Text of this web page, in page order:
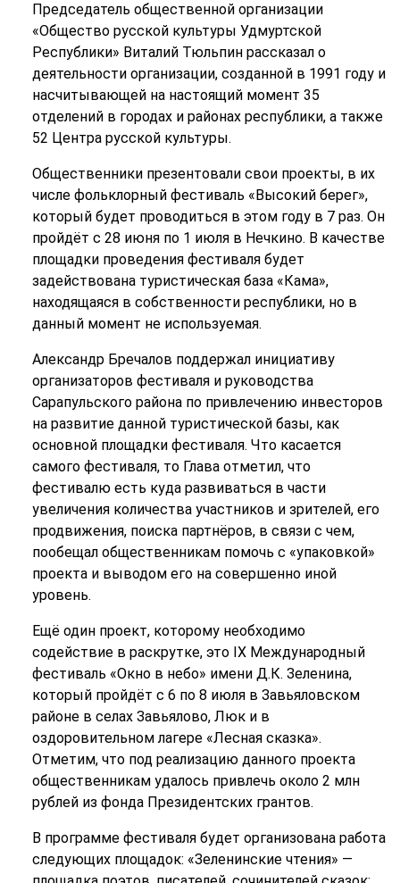
Председатель общественной организации
«Общество русской культуры Удмуртской
Республики» Виталий Тюльпин рассказал о
деятельности организации, созданной в 1991 году и
насчитывающей на настоящий момент 35
отделений в городах и районах республики, а также
52 Центра русской культуры.
Общественники презентовали свои проекты, в их
числе фольклорный фестиваль «Высокий берег»,
который будет проводиться в этом году в 7 раз. Он
пройдёт с 28 июня по 1 июля в Нечкино. В качестве
площадки проведения фестиваля будет
задействована туристическая база «Кама»,
находящаяся в собственности республики, но в
данный момент не используемая.
Александр Бречалов поддержал инициативу
организаторов фестиваля и руководства
Сарапульского района по привлечению инвесторов
на развитие данной туристической базы, как
основной площадки фестиваля. Что касается
самого фестиваля, то Глава отметил, что
фестивалю есть куда развиваться в части
увеличения количества участников и зрителей, его
продвижения, поиска партнёров, в связи с чем,
пообещал общественникам помочь с «упаковкой»
проекта и выводом его на совершенно иной
уровень.
Ещё один проект, которому необходимо
содействие в раскрутке, это IX Международный
фестиваль «Окно в небо» имени Д.К. Зеленина,
который пройдёт с 6 по 8 июля в Завьяловском
районе в селах Завьялово, Люк и в
оздоровительном лагере «Лесная сказка».
Отметим, что под реализацию данного проекта
общественникам удалось привлечь около 2 млн
рублей из фонда Президентских грантов.
В программе фестиваля будет организована работа
следующих площадок: «Зеленинские чтения» —